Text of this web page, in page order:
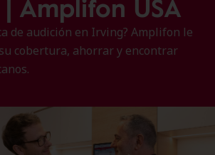
de audición en Irving? Amplifon le
cobertura, ahorrar y encontrar